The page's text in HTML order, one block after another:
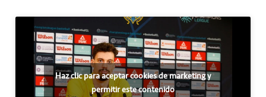
Haz clic para aceptar cookies de marketing y
permitir este contenido